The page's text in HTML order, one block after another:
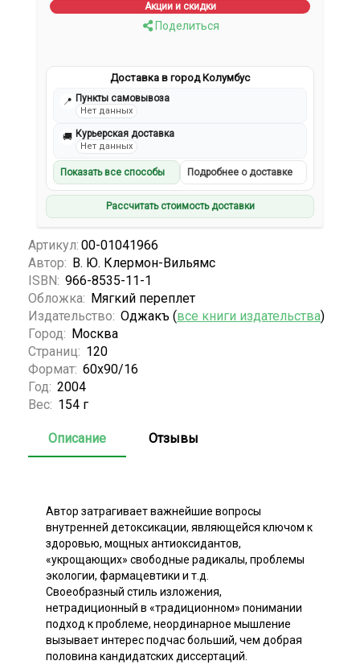
Акции и скидки
Поделиться
Доставка в город Колумбус
📍 Пункты самовывоза
Нет данных
🚚 Курьерская доставка
Нет данных
Показать все способы Подробнее о доставке
Рассчитать стоимость доставки
Артикул: 00-01041966
Автор: В. Ю. Клермон-Вильямс
ISBN: 966-8535-11-1
Обложка: Мягкий переплет
Издательство: Оджакъ (все книги издательства)
Город: Москва
Страниц: 120
Формат: 60х90/16
Год: 2004
Вес: 154 г
Описание Отзывы
Автор затрагивает важнейшие вопросы
внутренней детоксикации, являющейся ключом к
здоровью, мощных антиоксидантов,
«укрощающих» свободные радикалы, проблемы
экологии, фармацевтики и т.д.
Своеобразный стиль изложения,
нетрадиционный в «традиционном» понимании
подход к проблеме, неординарное мышление
вызывает интерес подчас больший, чем добрая
половина кандидатских диссертаций.